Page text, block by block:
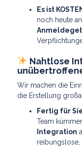
Es ist
noch heute
Nahtlose
Wir machen die
die Erstellung
Fertig für
Team
Integration
reibungslose,